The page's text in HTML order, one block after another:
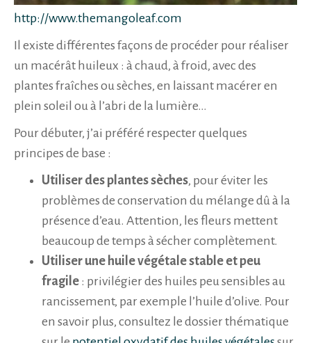
http://www.themangoleaf.com
Il existe différentes façons de procéder pour réaliser
un macérât huileux : à chaud, à froid, avec des
plantes fraîches ou sèches, en laissant macérer en
plein soleil ou à l’abri de la lumière…
Pour débuter, j’ai préféré respecter quelques
principes de base :
Utiliser des plantes sèches, pour éviter les
problèmes de conservation du mélange dû à la
présence d’eau. Attention, les fleurs mettent
beaucoup de temps à sécher complètement.
Utiliser une huile végétale stable et peu
fragile : privilégier des huiles peu sensibles au
rancissement, par exemple l’huile d’olive. Pour
en savoir plus, consultez le dossier thématique